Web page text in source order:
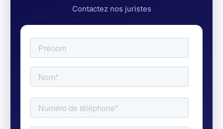
Contactez nos juristes